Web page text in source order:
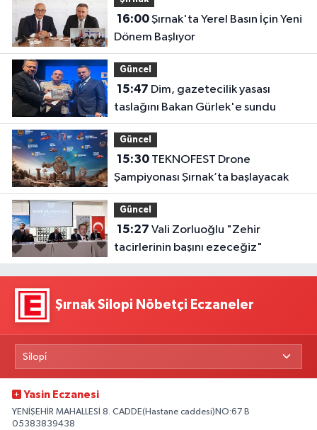
16:00Şırnak'ta Yerel Basın İçin Yeni
Dönem Başlıyor
Güncel
15:47
taslağını Bakan Gürlek'e sundu
Güncel
15:30TEKNOFEST Drone
Şampiyonası Şırnak’ta başlayacak
Güncel
15:27
tacirlerinin başını ezeceğiz"
Şırnak Silopi Nöbetçi Eczaneler
Yasin Eczanesi
YENİŞEHİR MAHALLESİ 8. CADDE(Hastane caddesi)NO:67 B
05383839438